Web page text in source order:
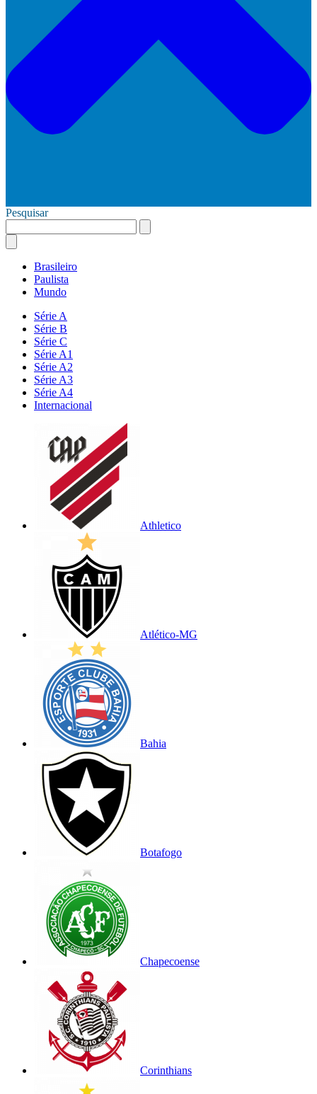
Pesquisar
Brasileiro
Paulista
Mundo
Série A
Série B
Série C
Série A1
Série A2
Série A3
Série A4
Internacional
Athletico
Atlético-MG
Bahia
Botafogo
Chapecoense
Corinthians